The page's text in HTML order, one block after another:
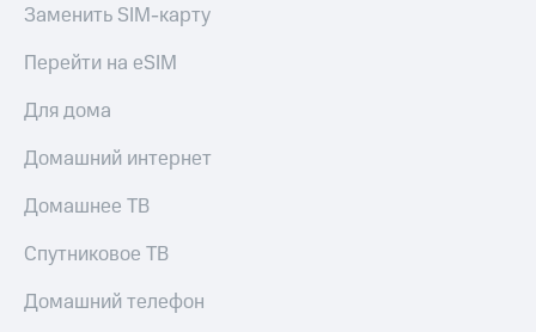
Пополнить
номер
другого
Оплата
интернета
ТВ
Переводы
телефона
Заменить SIM-карту
Перейти на eSIM
Для дома
Домашний интернет
Домашнее ТВ
Спутниковое ТВ
Домашний телефон